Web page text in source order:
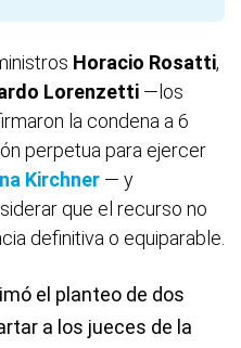
Horacio Rosatti,
Lorenzetti —los
la condena a 6
perpetua para ejercer
Kirchner — y
que el recurso no
definitiva o equiparable.